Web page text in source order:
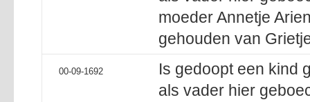
moeder Annetje
gehouden van
00-09-1692
Is gedoopt een kind
als vader hier